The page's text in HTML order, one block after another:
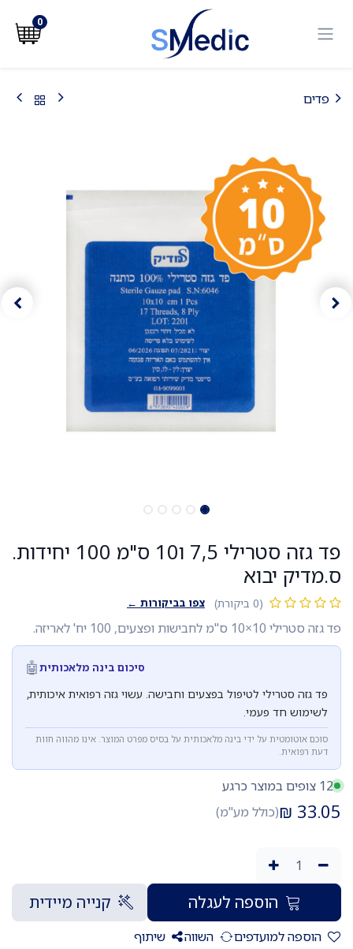
0
פדים
פד גזה סטרילי 7,5 ו10 ס"מ 100 יחידות.
ס.מדיק יבוא
(0 ביקורת) צפו בביקורות ←
פד גזה סטרילי 10×10 ס"מ לחבישות ופצעים, 100 יח' לאריזה.
סיכום בינה מלאכותית🤖
פד גזה סטרילי לטיפול בפצעים וחבישה. עשוי גזה רפואית איכותית,
לשימוש חד פעמי.
סוכם אוטומטית על ידי בינה מלאכותית על בסיס מפרט המוצר. אינו מהווה חוות
דעת רפואית.
12 צופים במוצר כרגע
33.05
₪(כולל מע"מ)
הוספה לעגלה קנייה מיידית
הוספה למועדפים השווה שיתוף